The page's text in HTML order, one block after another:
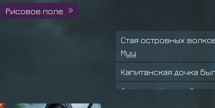
Рисовое поле
Стая островных
Муу
Капитанская дочка
Островной волк был